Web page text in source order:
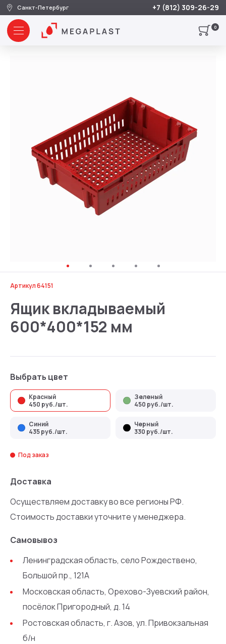
Санкт-Петербург +7 (812) 309-26-29
0
Артикул 64151
Ящик вкладываемый
600*400*152 мм
Выбрать цвет
Красный
450 руб./шт.
Зеленый
450 руб./шт.
Синий
435 руб./шт.
Черный
330 руб./шт.
Под заказ
Доставка
Осуществляем доставку во все регионы РФ.
Стоимость доставки уточните у менеджера.
Самовывоз
Ленинградская область, село Рождествено,
Большой пр., 121А
Московская область, Орехово-Зуевский район,
посёлок Пригородный, д. 14
Ростовская область, г. Азов, ул. Привокзальная
б/н